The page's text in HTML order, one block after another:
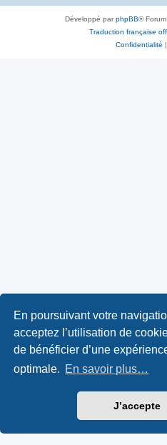
En poursuivant votre
acceptez l’utilisation de
de bénéficier d’une
optimale. En savoir plus…
J’accepte
Développé parphpBB®
Traduction française
Confidentialité |